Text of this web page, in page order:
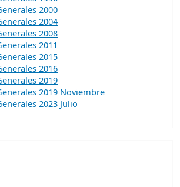
2000
2004
2008
2011
2015
2016
2019
2019 Noviembre
2023 Julio